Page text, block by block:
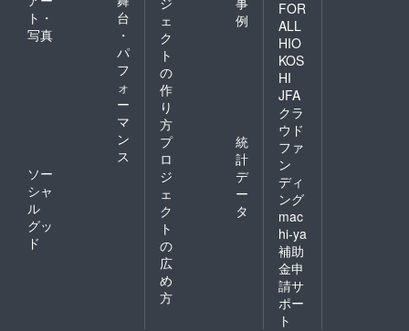
ト・
写真
台
・
パ
フ
ォ
ー
マ
ン
ス
ソー
シャ
ル
グッ
ド
ェ
ク
ト
の
作
り
方
例
プ
ロ
ジ
ェ
ク
ト
の
広
め
方
統
計
デ
ー
タ
FOR
ALL
HIO
KOS
HI
JFA
クラ
ウド
ファ
ン
ディ
ング
mac
hi-ya
補助
金申
請サ
ポー
ト